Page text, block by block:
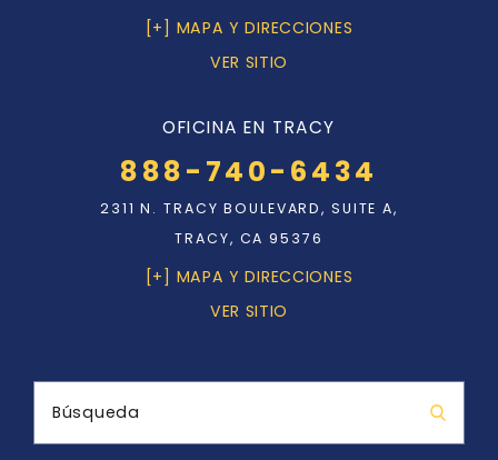
[+] MAPA Y DIRECCIONES
VER SITIO
OFICINA EN TRACY
888-740-6434
2311 N. TRACY BOULEVARD, SUITE A,
TRACY, CA 95376
[+] MAPA Y DIRECCIONES
VER SITIO
Búsqueda